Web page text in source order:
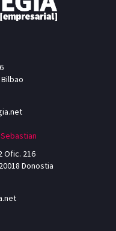
Ofic. 216
Donostia